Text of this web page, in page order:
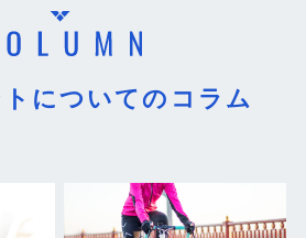
についてのコラム